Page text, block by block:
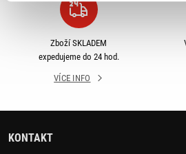
Zboží SKLADEM
expedujeme do 24 hod.
VÍCE INFO
KONTAKT